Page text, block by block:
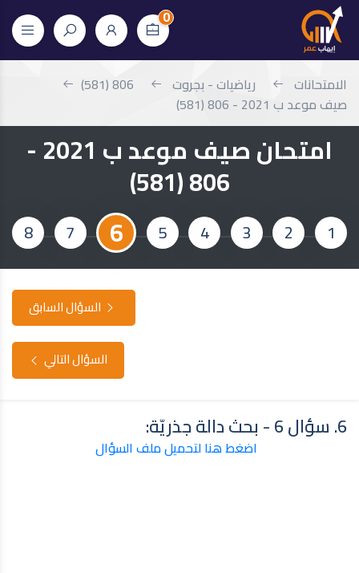
0
الامتحانات رياضيات - بجروت
806 (581)
صيف موعد ب 2021 - 806 (581)
امتحان صيف موعد ب 2021 -
806 (581)
1
2
3
4
5
6
7
8
السؤال السابق
السؤال التالي
6. سؤال 6 - بحث دالة جذريّة:
اضغط هنا لتحميل ملف السؤال